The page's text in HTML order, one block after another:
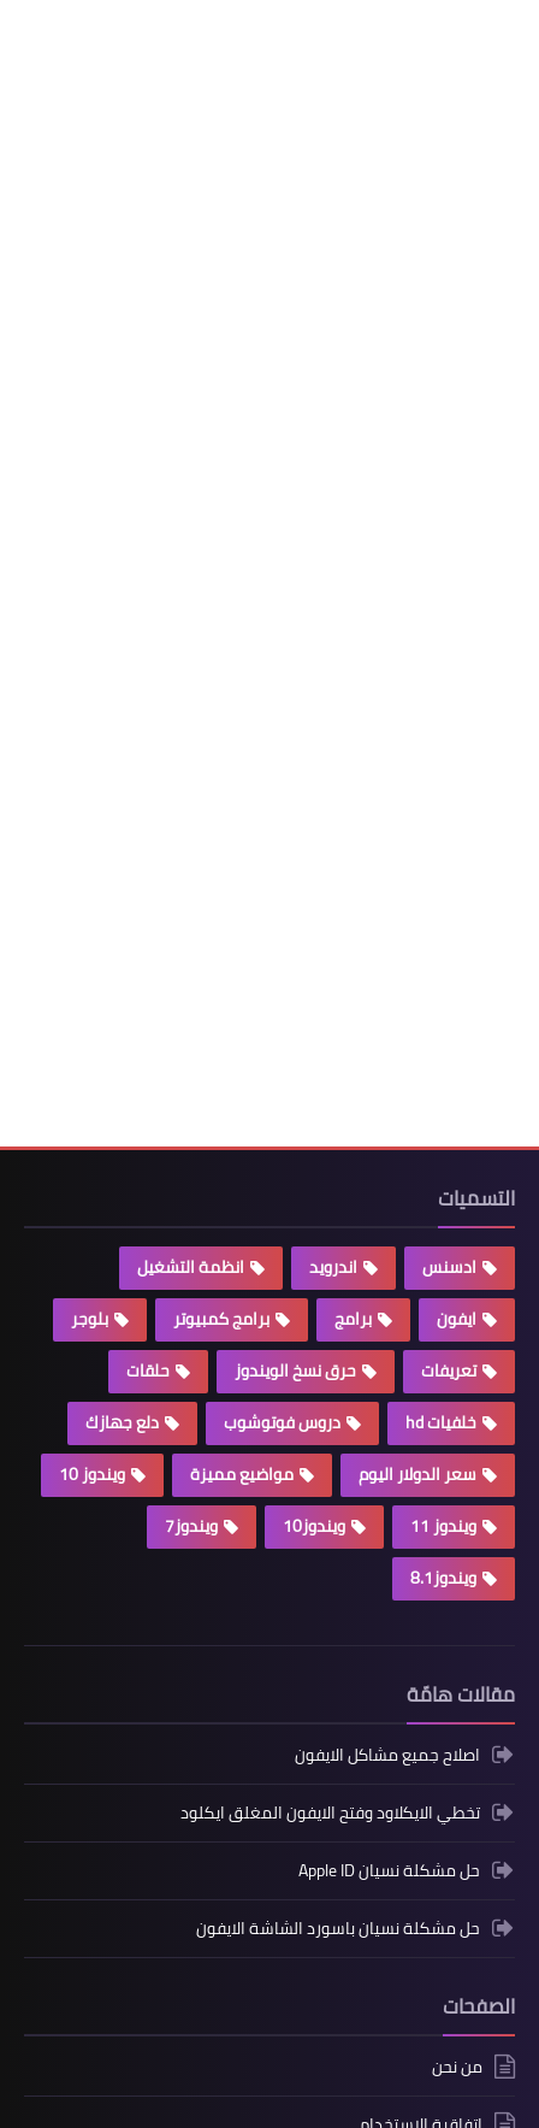
التسميات
ادسنس اندرويد
انظمة التشغيل
ايفون
برامج برامج كمبيوتر
بلوجر
تعريفات
حرق نسخ الويندوز
حلقات
خلفيات hd
دروس فوتوشوب
دلع جهازك
سعر الدولار اليوم
مواضيع مميزة
ويندوز 10
ويندوز 11
ويندوز10
ويندوز7
ويندوز8.1
مقالات هامّة
اصلاح جميع مشاكل الايفون
تخطي الايكلاود وفتح الايفون المغلق ايكلود
حل مشكلة نسيان Apple ID
حل مشكلة نسيان باسورد الشاشة الايفون
الصفحات
من نحن